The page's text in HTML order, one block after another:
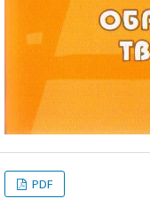
PDF